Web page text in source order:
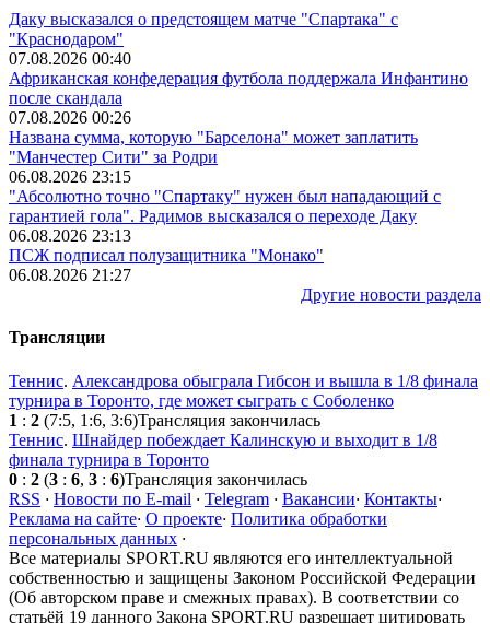
Даку высказался о предстоящем матче "Спартака" с
"Краснодаром"
07.08.2026 00:40
Африканская конфедерация футбола поддержала Инфантино
после скандала
07.08.2026 00:26
Названа сумма, которую "Барселона" может заплатить
"Манчестер Сити" за Родри
06.08.2026 23:15
"Абсолютно точно "Спартаку" нужен был нападающий с
гарантией гола". Радимов высказался о переходе Даку
06.08.2026 23:13
ПСЖ подписал полузащитника "Монако"
06.08.2026 21:27
Другие новости раздела
Трансляции
Теннис. Александрова обыграла Гибсон и вышла в 1/8 финала
турнира в Торонто, где может сыграть с Соболенко
1 : 2 (7:5, 1:6, 3:6)Трансляция закончилась
Теннис. Шнайдер побеждает Калинскую и выходит в 1/8
финала турнира в Торонто
0 : 2 (3 : 6, 3 : 6)Трансляция закончилась
RSS · Новости по E-mail · Telegram · Вакансии· Контакты·
Реклама на сайте· О проекте· Политика обработки
персональных данных ·
Все материалы SPORT.RU являются его интеллектуальной
собственностью и защищены Законом Российской Федерации
(Об авторском праве и смежных правах). В соответствии со
статьёй 19 данного Закона SPORT.RU разрешает цитировать